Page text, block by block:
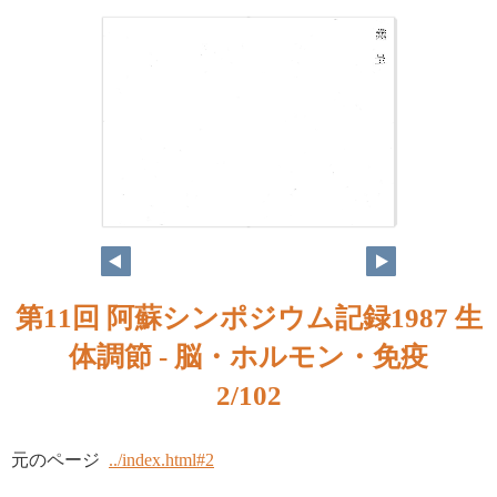
第11回 阿蘇シンポジウム記録1987 生
体調節 - 脳・ホルモン・免疫
2/102
元のページ ../index.html#2